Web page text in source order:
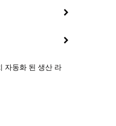
자동화 된 생산 라